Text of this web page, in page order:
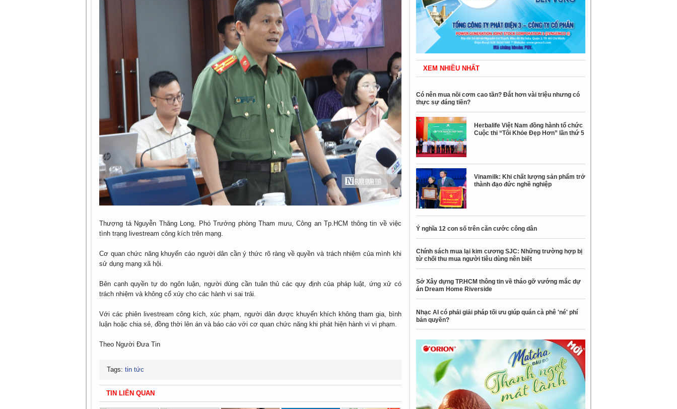
Thượng tá Nguyễn Thăng Long, Phó Trưởng phòng Tham mưu, Công an Tp.HCM thông tin về việc
tình trạng livestream công kích trên mạng.
Cơ quan chức năng khuyến cáo người dân cần ý thức rõ ràng về quyền và trách nhiệm của mình khi
sử dụng mạng xã hội.
Bên cạnh quyền tự do ngôn luận, người dùng cần tuân thủ các quy định của pháp luật, ứng xử có
trách nhiệm và không cổ xúy cho các hành vi sai trái.
Với các phiên livestream công kích, xúc phạm, người dân được khuyến khích không tham gia, bình
luận hoặc chia sẻ, đồng thời lên án và báo cáo với cơ quan chức năng khi phát hiện hành vi vi phạm.
Theo Người Đưa Tin
Tags: tin tức
TIN LIÊN QUAN
XEM NHIỀU NHẤT
Có nên mua nồi cơm cao tần? Đắt hơn vài triệu nhưng có
thực sự đáng tiền?
Herbalife Việt Nam đồng hành tổ chức
Cuộc thi “Tôi Khỏe Đẹp Hơn” lần thứ 5
Vinamilk: Khi chất lượng sản phẩm trở
thành đạo đức nghề nghiệp
Ý nghĩa 12 con số trên căn cước công dân
Chính sách mua lại kim cương SJC: Những trường hợp bị
từ chối thu mua người tiêu dùng nên biết
Sở Xây dựng TP.HCM thông tin về tháo gỡ vướng mắc dự
án Dream Home Riverside
Nhạc AI có phải giải pháp tối ưu giúp quán cà phê 'né' phí
bản quyền?